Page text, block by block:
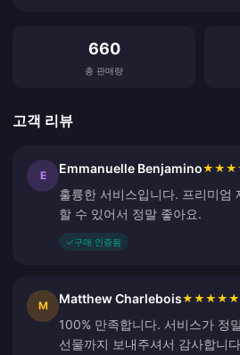
660
총 판매량
고객 리뷰
E Emmanuelle Benjamino★ ★ ★
훌륭한 서비스입니다. 프리미엄
할 수 있어서 정말 좋아요.
✓구매 인증됨
M Matthew Charlebois★ ★ ★ ★ ★
100% 만족합니다. 서비스가 정
선물까지 보내주셔서 감사합니